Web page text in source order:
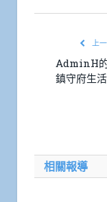
上
AdminH
鎮守府生
相關報導